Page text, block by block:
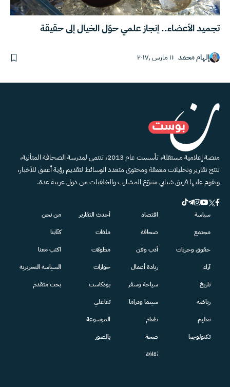
تجميد الأعضاء.. إنجاز علمي حوّل الخيال إلى حقيقة
إلهام محمد ١١ مارس ,٢٠١٧
منصة إعلامية مستقلة، تأسست عام 2013، تنتمي لمدرسة الصحافة المتأنية،
تنتج تقارير وتحليلات معمقة ومحتوى متعدد الوسائط لتقديم رؤية أعمق للأخبار،
ويقوم عليها فريق شبابي متنوّع المشارب والخلفيات من دول عربية عدة.
سياسة
مجتمع
حقوق وحريات
آراء
تاريخ
رياضة
تعليم
تكنولوجيا
اقتصاد
صحافة
أدب وفن
ريادة أعمال
سياحة وسفر
سينما ودراما
طعام
صحة
ثقافة
أحدث التقارير
ملفات
مطولات
حوارات
بودكاست
تفاعلي
الموسوعة
بالصور
من نحن
كتّابنا
اكتب معنا
السياسة التحريرية
بحث متقدم